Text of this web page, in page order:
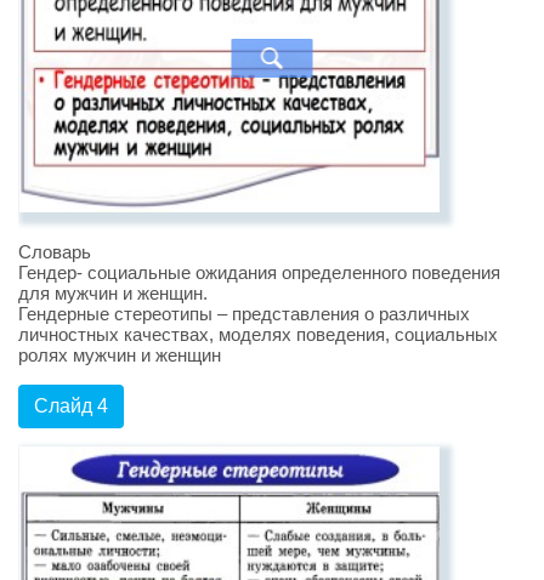
Словарь
Гендер- социальные ожидания определенного поведения
для мужчин и женщин.
Гендерные стереотипы – представления о различных
личностных качествах, моделях поведения, социальных
ролях мужчин и женщин
Слайд 4